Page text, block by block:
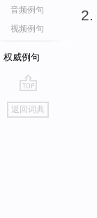
音频例句
视频例句
权威例句
go
top
返回词典